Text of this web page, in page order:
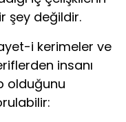
şey değildir.
ayet-i kerimeler ve
insanı
olduğunu